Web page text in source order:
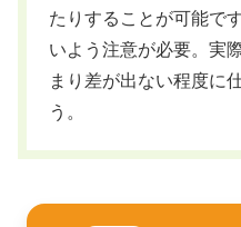
たりすることが可能で
いよう注意が必要。実
まり差が出ない程度に
う。